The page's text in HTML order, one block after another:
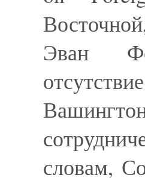
Эван
словам,